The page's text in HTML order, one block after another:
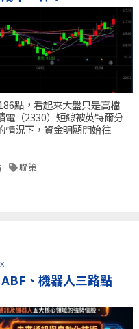
點，看起來大盤只是高檔
電（2330）短線被英特爾分
情況下，資金明顯開始往
聯策
、機器人三路點